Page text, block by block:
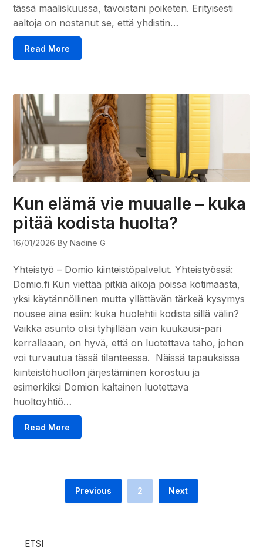
tässä maaliskuussa, tavoistani poiketen. Erityisesti
aaltoja on nostanut se, että yhdistin…
Read More
Kun elämä vie muualle – kuka
pitää kodista huolta?
16/01/2026 By Nadine G
Yhteistyö – Domio kiinteistöpalvelut. Yhteistyössä:
Domio.fi Kun viettää pitkiä aikoja poissa kotimaasta,
yksi käytännöllinen mutta yllättävän tärkeä kysymys
nousee aina esiin: kuka huolehtii kodista sillä välin?
Vaikka asunto olisi tyhjillään vain kuukausi-pari
kerrallaaan, on hyvä, että on luotettava taho, johon
voi turvautua tässä tilanteessa. Näissä tapauksissa
kiinteistöhuollon järjestäminen korostuu ja
esimerkiksi Domion kaltainen luotettava
huoltoyhtiö…
Read More
Previous 2 Next
ETSI